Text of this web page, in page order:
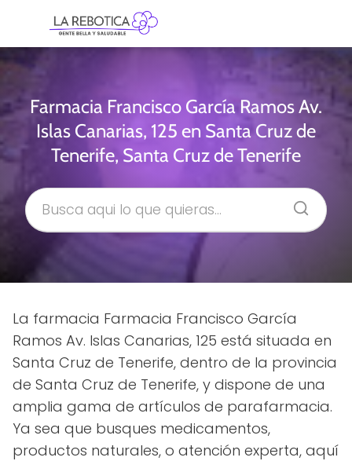
Farmacia Francisco García Ramos Av.
Islas Canarias, 125 en Santa Cruz de
Tenerife, Santa Cruz de Tenerife
La farmacia Farmacia Francisco García
Ramos Av. Islas Canarias, 125 está situada en
Santa Cruz de Tenerife, dentro de la provincia
de Santa Cruz de Tenerife, y dispone de una
amplia gama de artículos de parafarmacia.
Ya sea que busques medicamentos,
productos naturales, o atención experta, aquí